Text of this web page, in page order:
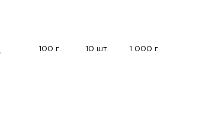
100 г. 10 шт. 1 000 г.